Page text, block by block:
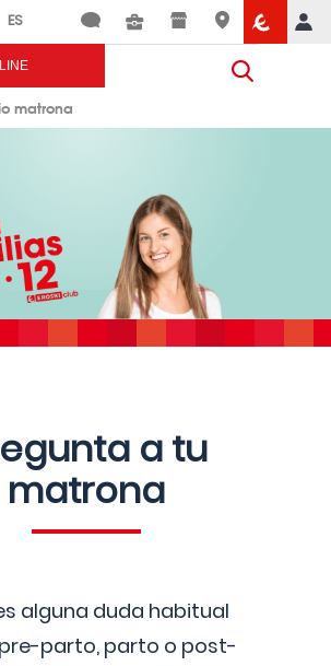
matrona
a tu
matrona
alguna duda habitual
parto, parto o post-